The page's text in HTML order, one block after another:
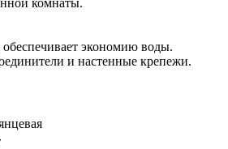
комнаты.
экономию воды.
и настенные крепежи.